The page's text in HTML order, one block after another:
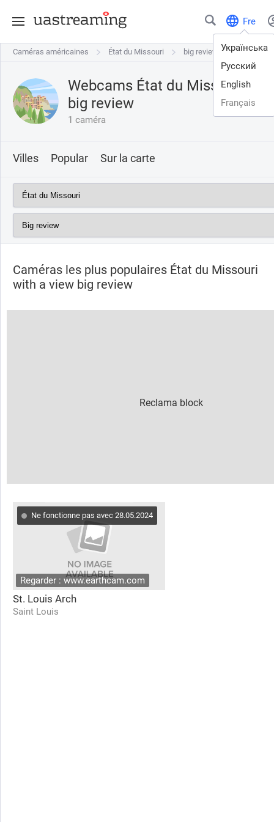
Fre
Українська
Русский
English
Français
Caméras américaines État du Missouri big review
Caméras américaines État du Missouri
Webcams État du Missouri
big review
1 caméra
Villes Popular Sur la carte
Caméras les plus populaires État du Missouri
with a view big review
Ne fonctionne pas avec 28.05.2024
Regarder : www.earthcam.com
St. Louis Arch
Saint Louis